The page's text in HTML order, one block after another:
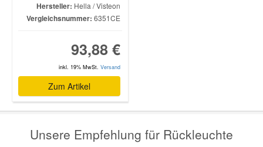
Hersteller: Hella / Visteon
Vergleichsnummer: 6351CE
93,88 €
inkl. 19% MwSt. Versand
Zum Artikel
Unsere Empfehlung für Rückleuchte